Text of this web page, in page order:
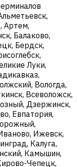
Артем,
Балаково,
Бердск,
Луки,
Вологда,
Всеволожск,
Дзержинск,
Евпатория,
Ижевск,
Калуга,
Камышин,
Чепецк,